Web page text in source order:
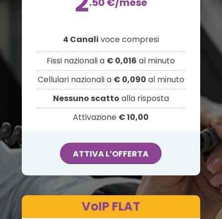
4 Canali voce compresi
Fissi nazionali a € 0,016 al minuto
Cellulari nazionali a € 0,090 al minuto
Nessuno scatto alla risposta
Attivazione € 10,00
ATTIVA L’OFFERTA
VoIP FLAT